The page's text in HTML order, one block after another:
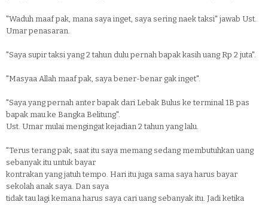
"Waduh maaf pak, mana saya inget, saya sering naek taksi" jawab Ust.
Umar penasaran.
"Saya supir taksi yang 2 tahun dulu pernah bapak kasih uang Rp 2 juta".
"Masyaa Allah maaf pak, saya bener-benar gak inget".
"Saya yang pernah anter bapak dari Lebak Bulus ke terminal 1B pas
bapak mau ke Bangka Belitung".
Ust. Umar mulai mengingat kejadian 2 tahun yang lalu.
"Terus terang pak, saat itu saya memang sedang membutuhkan uang
sebanyak itu untuk bayar
kontrakan yang jatuh tempo. Hari itu juga sama saya harus bayar
sekolah anak saya. Dan saya
tidak tau lagi kemana harus saya cari uang sebanyak itu. Jadi ketika